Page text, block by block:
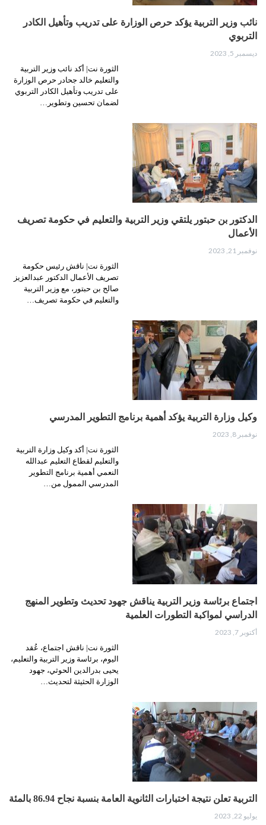
نائب وزير التربية يؤكد حرص الوزارة على تدريب وتأهيل الكادر
التربوي​
ديسمبر 5, 2023
الثورة نت| أكد نائب وزير التربية
والتعليم خالد جحادر حرص الوزارة
على تدريب وتأهيل الكادر التربوي
لضمان تحسين وتطوير…
الدكتور بن حبتور يلتقي وزير التربية والتعليم في حكومة تصريف
الأعمال
نوفمبر 21, 2023
الثورة نت| ناقش رئيس حكومة
تصريف الأعمال الدكتور عبدالعزيز
صالح بن حبتور، مع وزير التربية
والتعليم في حكومة تصريف…
وكيل وزارة التربية يؤكد أهمية برنامج التطوير المدرسي
نوفمبر 8, 2023
الثورة نت| أكد وكيل وزارة التربية
والتعليم لقطاع التعليم عبدالله
النعمي أهمية برنامج التطوير
المدرسي الممول من…
اجتماع برئاسة وزير التربية يناقش جهود تحديث وتطوير المنهج
الدراسي لمواكبة التطورات العلمية
أكتوبر 7, 2023
الثورة نت| ناقش اجتماع، عُقد
اليوم، برئاسة وزير التربية والتعليم،
يحيى بدرالدين الحوثي، جهود
الوزارة الحثيثة لتحديث…
التربية تعلن نتيجة اختبارات الثانوية العامة بنسبة نجاح 86.94 بالمئة
يوليو 22, 2023